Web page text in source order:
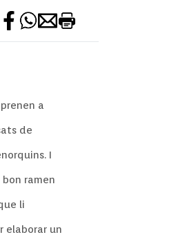
a
de
I
ramen
li
elaborar un